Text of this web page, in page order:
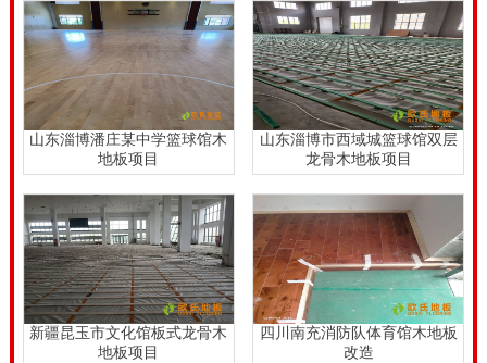
山东淄博潘庄某中学篮球馆木
地板项目
山东淄博市西域城篮球馆双层
龙骨木地板项目
新疆昆玉市文化馆板式龙骨木
地板项目
四川南充消防队体育馆木地板
改造